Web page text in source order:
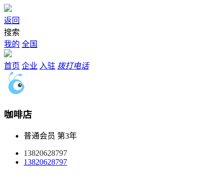
返回
搜索
我的 全国
首页 企业 入驻 拨打电话
咖啡店
普通会员 第3年
13820628797
13820628797